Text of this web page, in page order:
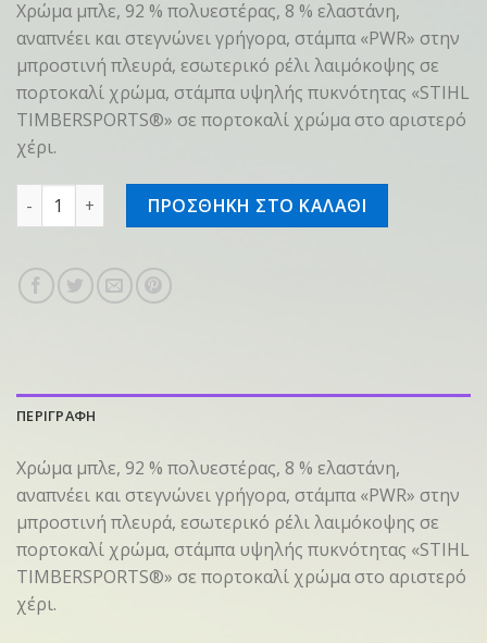
Χρώμα μπλε, 92 % πολυεστέρας, 8 % ελαστάνη,
αναπνέει και στεγνώνει γρήγορα, στάμπα «PWR» στην
μπροστινή πλευρά, εσωτερικό ρέλι λαιμόκοψης σε
πορτοκαλί χρώμα, στάμπα υψηλής πυκνότητας «STIHL
TIMBERSPORTS®» σε πορτοκαλί χρώμα στο αριστερό
χέρι.
T-shirt SZ M PWR γυναικείο μπλε ποσότητα
ΠΡΟΣΘΗΚΗ ΣΤΟ ΚΑΛΑΘΙ
ΠΕΡΙΓΡΑΦΗ
Χρώμα μπλε, 92 % πολυεστέρας, 8 % ελαστάνη,
αναπνέει και στεγνώνει γρήγορα, στάμπα «PWR» στην
μπροστινή πλευρά, εσωτερικό ρέλι λαιμόκοψης σε
πορτοκαλί χρώμα, στάμπα υψηλής πυκνότητας «STIHL
TIMBERSPORTS®» σε πορτοκαλί χρώμα στο αριστερό
χέρι.